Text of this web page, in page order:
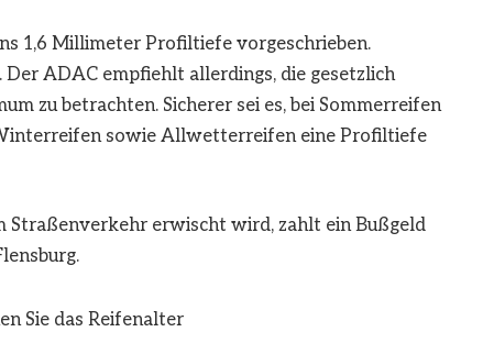
1,6 Millimeter Profiltiefe vorgeschrieben.
ADAC empfiehlt allerdings, die gesetzlich
zu betrachten. Sicherer sei es, bei Sommerreifen
sowie Allwetterreifen eine Profiltiefe
Straßenverkehr erwischt wird, zahlt ein Bußgeld
Sie das Reifenalter